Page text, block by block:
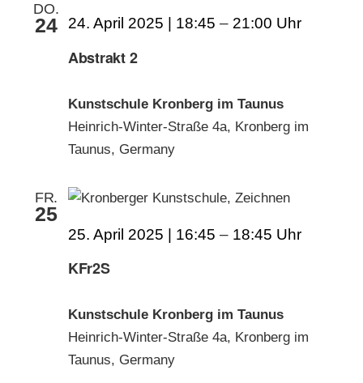
DO.
24
Abstrakt 2
24. April 2025 | 18:45 – 21:00
Kunstschule Kronberg im Taunus
Heinrich-Winter-Straße 4a, Kronberg im
Taunus, Germany
FR.
25
KFr2S
25. April 2025 | 16:45 – 18:45
Kunstschule Kronberg im Taunus
Heinrich-Winter-Straße 4a, Kronberg im
Taunus, Germany